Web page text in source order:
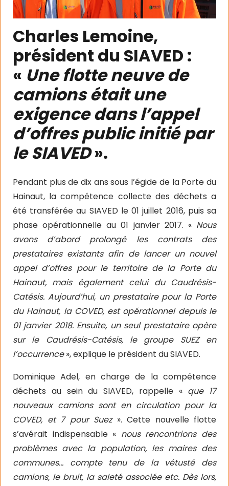
Charles Lemoine,
président du SIAVED :
« Une flotte neuve de
camions était une
exigence dans l’appel
d’offres public initié par
le SIAVED».
Pendant plus de dix ans sous l’égide de la Porte du
Hainaut, la compétence collecte des déchets a
été transférée au SIAVED le 01 juillet 2016, puis sa
phase opérationnelle au 01 janvier 2017. « Nous
avons d’abord prolongé les contrats des
prestataires existants afin de lancer un nouvel
appel d’offres pour le territoire de la Porte du
Hainaut, mais également celui du Caudrésis-
Catésis. Aujourd’hui, un prestataire pour la Porte
du Hainaut, la COVED, est opérationnel depuis le
01 janvier 2018. Ensuite, un seul prestataire opère
sur le Caudrésis-Catésis, le groupe SUEZ en
l’occurrence», explique le président du SIAVED.
Dominique Adel, en charge de la compétence
déchets au sein du SIAVED, rappelle « que 17
nouveaux camions sont en circulation pour la
COVED, et 7 pour Suez ». Cette nouvelle flotte
s’avérait indispensable « nous rencontrions des
problèmes avec la population, les maires des
communes… compte tenu de la vétusté des
camions, le bruit, la saleté associée etc. Dès lors,